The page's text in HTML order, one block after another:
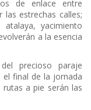
de enlace entre
las estrechas calles;
yacimiento
a la esencia
precioso paraje
final de la jornada
rutas a pie serán las